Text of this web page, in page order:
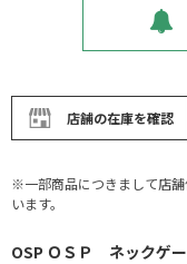
店舗の在庫を確認
※一部商品につきまして店
います。
OSP ＯＳＰ ネックゲ